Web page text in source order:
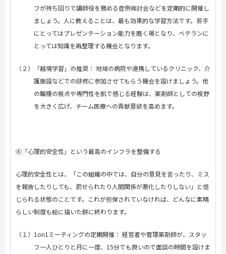
フが持ち回りで講師役を務める症例検討会などを定期的に開催し
ましょう。人に教えることは、最も効果的な学習方法です。若手
にとってはプレゼンテーション能力を磨く場となり、ベテランに
とっては知識を再整理する機会となります。
（２）「越境学習」の推奨： 地域の病院や連携しているクリニック、介
護施設などでの研修に参加させてもらう機会を設けましょう。他
の職種の視点や専門性を肌で感じる経験は、薬剤師としての視野
を大きく広げ、チーム医療への貢献意欲を高めます。
④「心理的安全性」という最高のインフラを整備する
心理的安全性とは、「この組織の中では、自分の意見を言ったり、ミス
を報告したりしても、罰せられたり人間関係が悪化したりしない」と信
じられる状態のことです。これが担保されていなければ、どんなに素晴
らしい制度も絵に描いた餅に終わります。
（１） 1on1 ミーティングの定期開催： 経営者や管理薬剤師が、スタッ
フ一人ひとりと月に一度、 15分でも良いので面談の時間を設けま